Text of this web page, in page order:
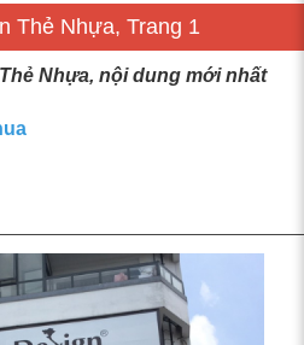
Thẻ Nhựa, Trang 1
Nhựa, nội dung mới nhất